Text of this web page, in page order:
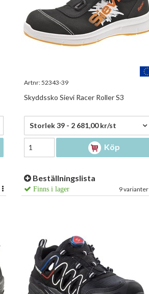
Artnr:52343-39
Skyddssko Sievi Racer Roller S3
2 681,00 kr/st
Storlek 39 - 2 681,00 kr/st
Köp
Beställningslista
Finns i lager 9 varianter